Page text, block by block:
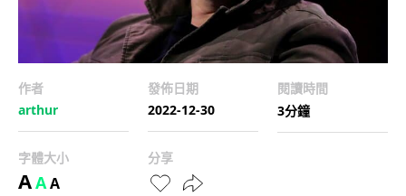
作者
arthur
發佈日期
2022-12-30
閱讀時間
3分鐘
字體大小
AAA
分享